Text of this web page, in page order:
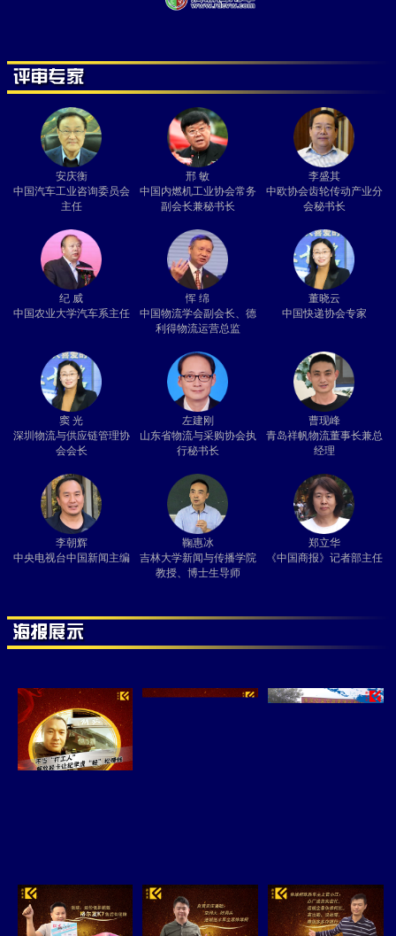
安庆衡
中国汽车工业咨询委员会
主任
邢 敏
中国内燃机工业协会常务
副会长兼秘书长
李盛其
中欧协会齿轮传动产业分
会秘书长
纪 威
中国农业大学汽车系主任
恽 绵
中国物流学会副会长、德
利得物流运营总监
董晓云
中国快递协会专家
窦 光
深圳物流与供应链管理协
会会长
左建刚
山东省物流与采购协会执
行秘书长
曹现峰
青岛祥帆物流董事长兼总
经理
李朝辉
中央电视台中国新闻主编
鞠惠冰
吉林大学新闻与传播学院
教授、博士生导师
郑立华
《中国商报》记者部主任